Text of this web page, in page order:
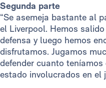
Segunda parte
“Se asemeja bastante al
el Liverpool. Hemos
defensa y luego hemos
disfrutamos. Jugamos
defender cuanto
estado involucrados en el